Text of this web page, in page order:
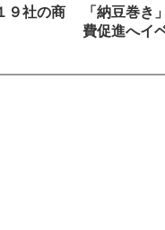
９社の商
「納豆巻
費促進へイ